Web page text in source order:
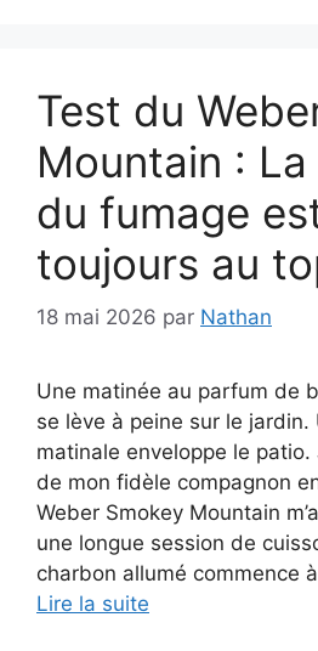
Test du
Mountain :
du fumage
toujours au
18 mai 2026 par Nathan
Une matinée au parfum de
se lève à peine sur le jardin.
matinale enveloppe le
de mon fidèle compagnon
Weber Smokey Mountain
une longue session de
charbon allumé commence
Lire la suite